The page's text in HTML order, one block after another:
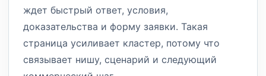
ждет быстрый ответ, условия,
доказательства и форму заявки. Такая
страница усиливает кластер, потому что
связывает нишу, сценарий и следующий